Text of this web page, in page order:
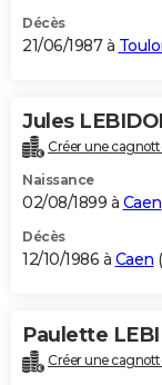
Décès
21/06/1987 à
Jules
Créer une
Naissance
02/08/1899 à Caen
Décès
12/10/1986 à Caen (
Paulette
Créer une